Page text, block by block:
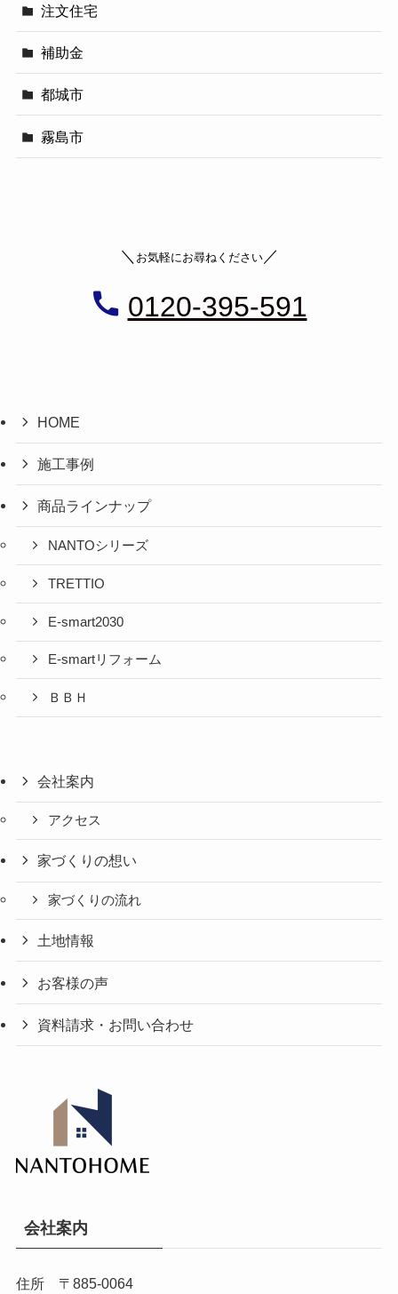
注文住宅
補助金
都城市
霧島市
＼ お気軽にお尋ねください／
0120-395-591
HOME
施工事例
商品ラインナップ
NANTOシリーズ
TRETTIO
E-smart2030
E-smartリフォーム
ＢＢＨ
会社案内
アクセス
家づくりの想い
家づくりの流れ
土地情報
お客様の声
資料請求・お問い合わせ
会社案内
住所 〒885-0064